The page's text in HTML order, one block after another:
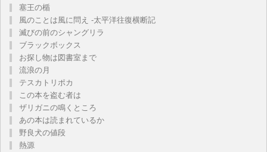
塞王の楯
風のことは風に問え -太平洋往復横断記
滅びの前のシャングリラ
ブラックボックス
お探し物は図書室まで
流浪の月
テスカトリポカ
この本を盗む者は
ザリガニの鳴くところ
あの本は読まれているか
野良犬の値段
熱源